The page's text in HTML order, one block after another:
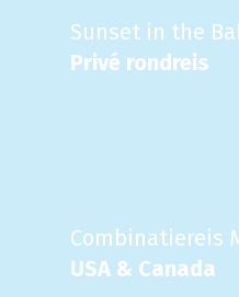
Sunset in the
Privé rondreis
Combinatiereis
USA & Canada